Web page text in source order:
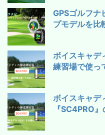
GPSゴルフナ
プモデルを比
ボイスキャデ
練習場で使っ
ボイスキャデ
『SC4PRO